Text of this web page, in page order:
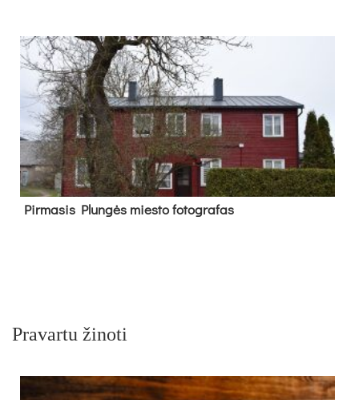
Pir­ma­sis Plun­gės mies­to fo­tog­ra­fas
Pravartu žinoti